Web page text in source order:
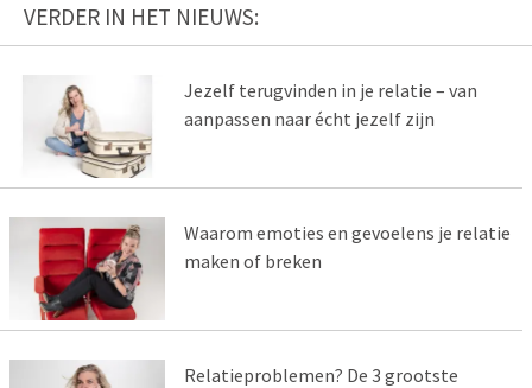
VERDER IN HET NIEUWS:
Jezelf terugvinden in je relatie – van
aanpassen naar écht jezelf zijn
Waarom emoties en gevoelens je relatie
maken of breken
Relatieproblemen? De 3 grootste